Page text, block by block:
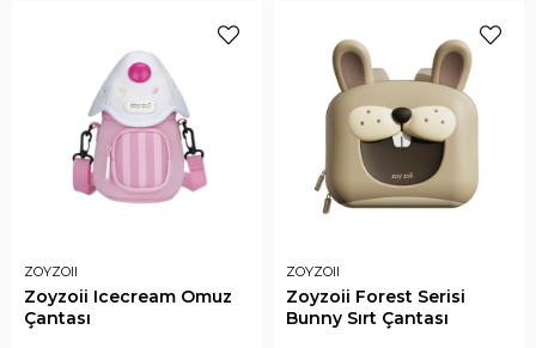
ZOYZOII
Zoyzoii Icecream Omuz
Çantası
ZOYZOII
Zoyzoii Forest Serisi
Bunny Sırt Çantası